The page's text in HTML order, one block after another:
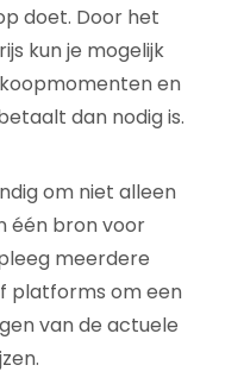
doet. Door het
kun je mogelijk
en
dan nodig is.
om niet alleen
één bron voor
meerdere
platforms om een
van de actuele